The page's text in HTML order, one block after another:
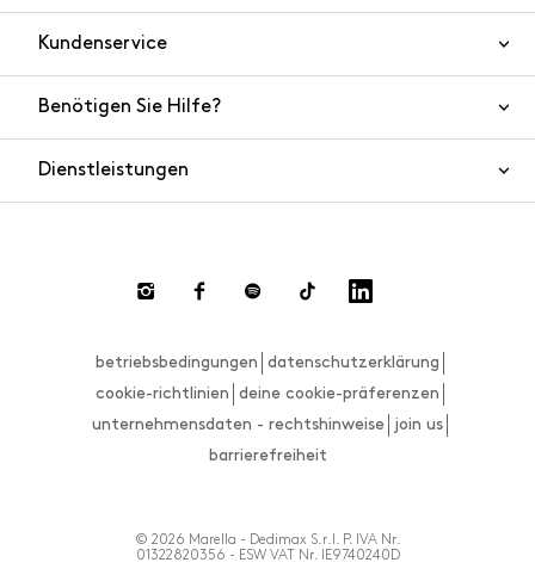
Kundenservice
Kontaktieren Sie uns
Benötigen Sie Hilfe?
Zahlungsmethoden
Größenberater
Dienstleistungen
betriebsbedingungen
datenschutzerklärung
cookie-richtlinien
deine cookie-präferenzen
unternehmensdaten - rechtshinweise
join us
barrierefreiheit
© 2026 Marella - Dedimax S.r.l. P. IVA Nr.
01322820356 - ESW VAT Nr. IE9740240D